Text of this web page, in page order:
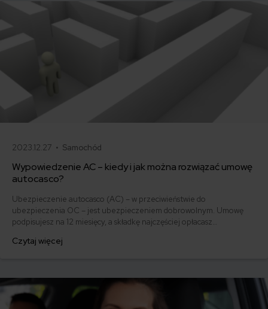
2023.12.27 • Samochód
Wypowiedzenie AC – kiedy i jak można rozwiązać umowę
autocasco?
Ubezpieczenie autocasco (AC) – w przeciwieństwie do
ubezpieczenia OC – jest ubezpieczeniem dobrowolnym. Umowę
podpisujesz na 12 miesięcy, a składkę najczęściej opłacasz
ofertę lub zdecydowałeś się sprzedać samochód w trakcie trwania
Czytaj więcej